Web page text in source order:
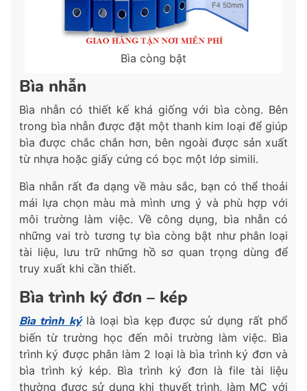
Bìa còng bật
Bìa nhẫn
Bìa nhẫn có thiết kế khá giống với bìa còng. Bên
trong bìa nhẫn được đặt một thanh kim loại để giúp
bìa được chắc chắn hơn, bên ngoài được sản xuất
từ nhựa hoặc giấy cứng có bọc một lớp simili.
Bìa nhẫn rất đa dạng về màu sắc, bạn có thể thoải
mái lựa chọn màu mà mình ưng ý và phù hợp với
môi trường làm việc. Về công dụng, bìa nhẫn có
những vai trò tương tự bìa còng bật như phân loại
tài liệu, lưu trữ những hồ sơ quan trọng dùng để
truy xuất khi cần thiết.
Bìa trình ký đơn – kép
Bìa trình kýlà loại bìa kẹp được sử dụng rất phổ
biến từ trường học đến môi trường làm việc. Bìa
trình ký được phân làm 2 loại là bìa trình ký đơn và
bìa trình ký kép. Bìa trình ký đơn là file tài liệu
thường được sử dụng khi thuyết trình, làm MC với